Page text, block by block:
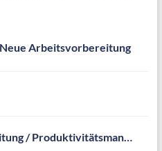
Arbeitsvorbereitung
Arbeitsvorbereitung / Produktivitätsmanagement